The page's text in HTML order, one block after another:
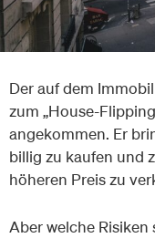
Der auf dem
zum „House-
angekommen. Er
billig zu kaufen und
höheren Preis zu
Aber welche